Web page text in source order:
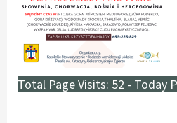
Total Page Visits: 52 - Today